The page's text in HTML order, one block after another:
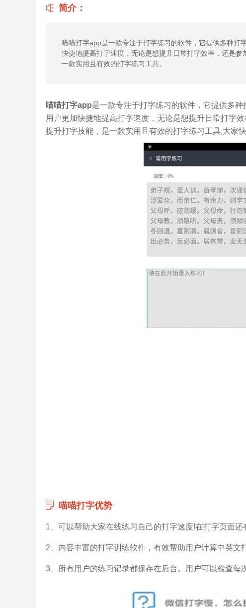
简介：
喵喵打字app是一款专注于打字练习的软件，它提供多种打
快捷地提高打字速度，无论是想提升日常打字效率，还是
一款实用且有效的打字练习工具。
喵喵打字app是一款专注于打字练习的软件，它提供多
用户更加快捷地提高打字速度，无论是想提升日常打字
提升打字技能，是一款实用且有效的打字练习工具,大家
喵喵打字优势
1、可以帮助大家在线练习自己的打字速度!在打字页面还
2、内容丰富的打字训练软件，有效帮助用户计算中英文
3、所有用户的练习记录都保存在后台。用户可以检查每